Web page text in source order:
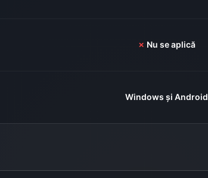
✗ Nu se aplică
Windows și Android